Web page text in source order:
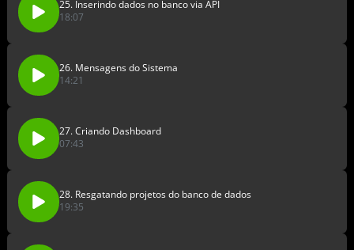
25. Inserindo dados no banco via API
18:07
26. Mensagens do Sistema
14:21
27. Criando Dashboard
07:43
28. Resgatando projetos do banco de dados
19:35